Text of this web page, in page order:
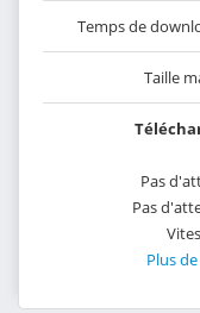
Temps de
Taille
Pas
Pas
Plus